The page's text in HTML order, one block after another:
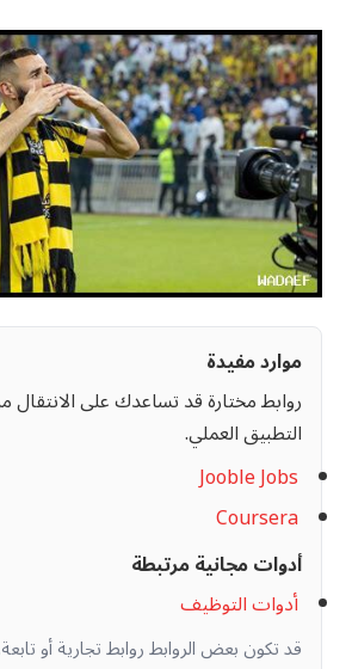
موارد مفيدة
روابط مختارة قد تساعدك على الانتقال
التطبيق العملي.
Jooble Jobs
Coursera
أدوات مجانية مرتبطة
أدوات التوظيف
قد تكون بعض الروابط روابط تجارية أو تابعة.